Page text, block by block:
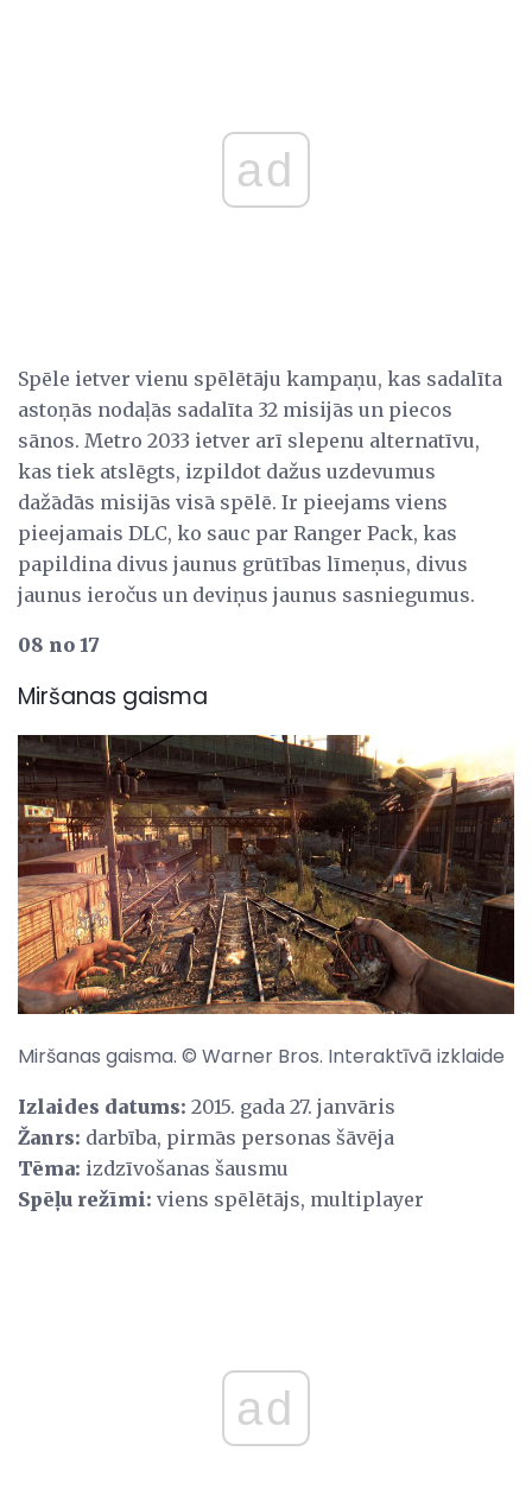
ad
Spēle ietver vienu spēlētāju kampaņu, kas sadalīta
astoņās nodaļās sadalīta 32 misijās un piecos
sānos. Metro 2033 ietver arī slepenu alternatīvu,
kas tiek atslēgts, izpildot dažus uzdevumus
dažādās misijās visā spēlē. Ir pieejams viens
pieejamais DLC, ko sauc par Ranger Pack, kas
papildina divus jaunus grūtības līmeņus, divus
jaunus ieročus un deviņus jaunus sasniegumus.
08 no 17
Miršanas gaisma
Miršanas gaisma. © Warner Bros. Interaktīvā izklaide
Izlaides datums: 2015. gada 27. janvāris
Žanrs: darbība, pirmās personas šāvēja
Tēma: izdzīvošanas šausmu
Spēļu režīmi: viens spēlētājs, multiplayer
ad